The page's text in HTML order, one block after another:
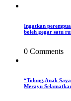
Ingatkan
boleh gegar satu
0 Comments
“Tolong,Anak
Merayu